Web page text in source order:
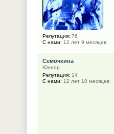
Репутация: 76
С нами: 12 лет 9 месяцев
Семочкина
Юниор
Репутация: 14
С нами: 12 лет 10 месяцев